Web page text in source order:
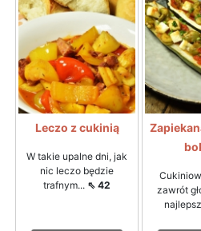
Leczo z cukinią
W takie upalne dni, jak
nic leczo będzie
trafnym... ⇖ 42
zawrót